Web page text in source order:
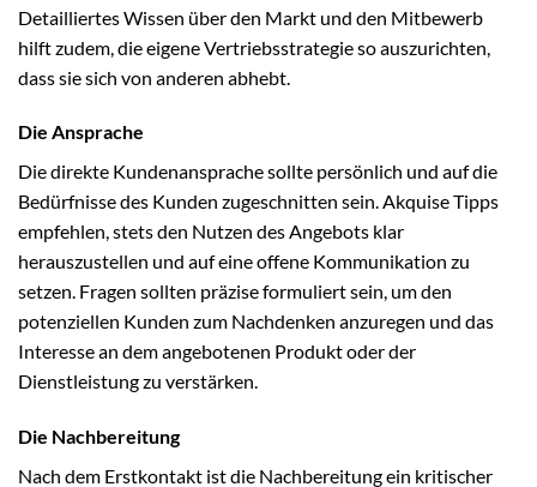
Detailliertes Wissen über den Markt und den Mitbewerb
hilft zudem, die eigene Vertriebsstrategie so auszurichten,
dass sie sich von anderen abhebt.
Die Ansprache
Die direkte Kundenansprache sollte persönlich und auf die
Bedürfnisse des Kunden zugeschnitten sein. Akquise Tipps
empfehlen, stets den Nutzen des Angebots klar
herauszustellen und auf eine offene Kommunikation zu
setzen. Fragen sollten präzise formuliert sein, um den
potenziellen Kunden zum Nachdenken anzuregen und das
Interesse an dem angebotenen Produkt oder der
Dienstleistung zu verstärken.
Die Nachbereitung
Nach dem Erstkontakt ist die Nachbereitung ein kritischer